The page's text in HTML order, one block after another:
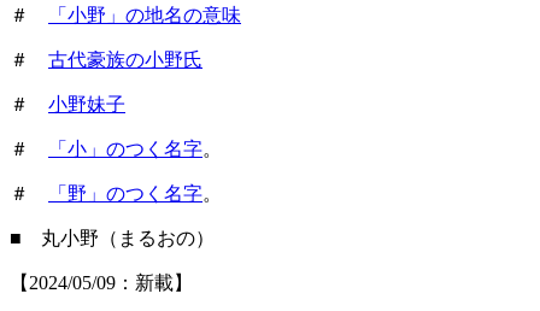
＃ 「小野」の地名の意味
＃ 古代豪族の小野氏
＃ 小野妹子
＃ 「小」のつく名字。
＃ 「野」のつく名字。
■ 丸小野（まるおの）
【2024/05/09：新載】